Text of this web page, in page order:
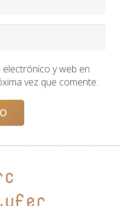
y web en
vez que comente.